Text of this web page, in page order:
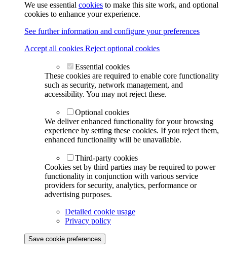
We use essential cookies to make this site work, and optional
cookies to enhance your experience.
See further information and configure your preferences
Accept all cookies Reject optional cookies
Essential cookies
These cookies are required to enable core functionality
such as security, network management, and
accessibility. You may not reject these.
Optional cookies
We deliver enhanced functionality for your browsing
experience by setting these cookies. If you reject them,
enhanced functionality will be unavailable.
Third-party cookies
Cookies set by third parties may be required to power
functionality in conjunction with various service
providers for security, analytics, performance or
advertising purposes.
Detailed cookie usage
Privacy policy
Save cookie preferences